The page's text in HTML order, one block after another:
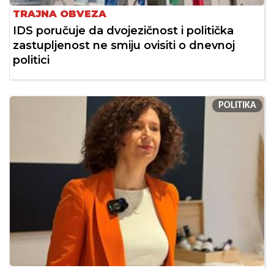
TRAJNA OBVEZA
IDS poručuje da dvojezičnost i politička
zastupljenost ne smiju ovisiti o dnevnoj
politici
POLITIKA